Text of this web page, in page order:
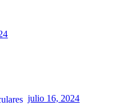
julio 16, 2024